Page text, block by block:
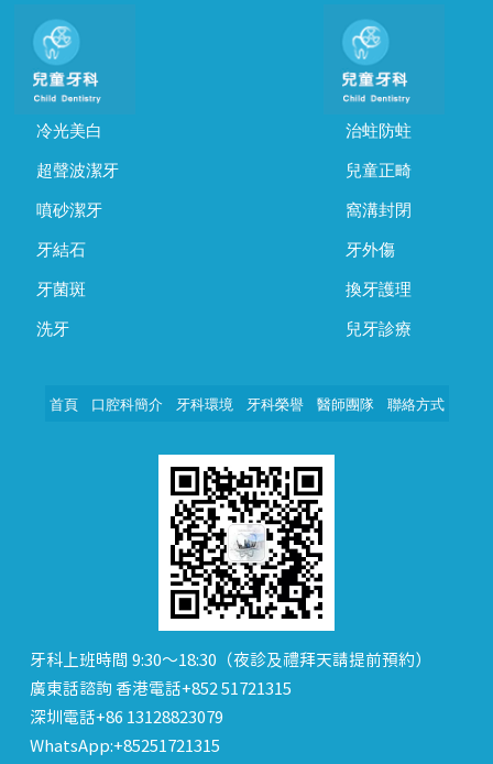
冷光美白
超聲波潔牙
噴砂潔牙
牙結石
牙菌斑
洗牙
治蛀防蛀
兒童正畸
窩溝封閉
牙外傷
換牙護理
兒牙診療
首頁 口腔科簡介 牙科環境 牙科榮譽 醫師團隊 聯絡方式
牙科上班時間 9:30～18:30（夜診及禮拜天請提前預約）
廣東話諮詢 香港電話+852 51721315
深圳電話+86 13128823079
WhatsApp:+85251721315